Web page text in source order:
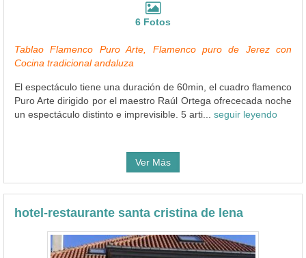
6 Fotos
Tablao Flamenco Puro Arte, Flamenco puro de Jerez con
Cocina tradicional andaluza
El espectáculo tiene una duración de 60min, el cuadro flamenco
Puro Arte dirigido por el maestro Raúl Ortega ofrececada noche
un espectáculo distinto e imprevisible. 5 arti... seguir leyendo
Ver Más
hotel-restaurante santa cristina de lena